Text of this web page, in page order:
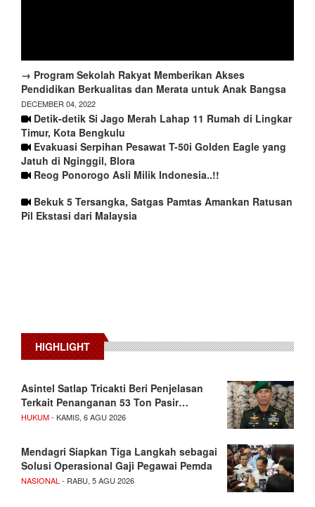
→ Program Sekolah Rakyat Memberikan Akses
Pendidikan Berkualitas dan Merata untuk Anak Bangsa
DECEMBER 04, 2022
Detik-detik Si Jago Merah Lahap 11 Rumah di Lingkar
Timur, Kota Bengkulu
Evakuasi Serpihan Pesawat T-50i Golden Eagle yang
Jatuh di Nginggil, Blora
Reog Ponorogo Asli Milik Indonesia..!!
Bekuk 5 Tersangka, Satgas Pamtas Amankan Ratusan
Pil Ekstasi dari Malaysia
HIGHLIGHT
Asintel Satlap Tricakti Beri Penjelasan
Terkait Penanganan 53 Ton Pasir…
HUKUM- KAMIS, 6 AGU 2026
Mendagri Siapkan Tiga Langkah sebagai
Solusi Operasional Gaji Pegawai Pemda
NASIONAL - RABU, 5 AGU 2026